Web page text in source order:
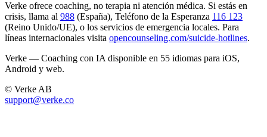
Verke ofrece coaching, no terapia ni atención médica. Si estás en
crisis, llama al 988 (España), Teléfono de la Esperanza 116 123
(Reino Unido/UE), o los servicios de emergencia locales. Para
líneas internacionales visita opencounseling.com/suicide-hotlines.
Verke — Coaching con IA disponible en 55 idiomas para iOS,
Android y web.
© Verke AB
support@verke.co